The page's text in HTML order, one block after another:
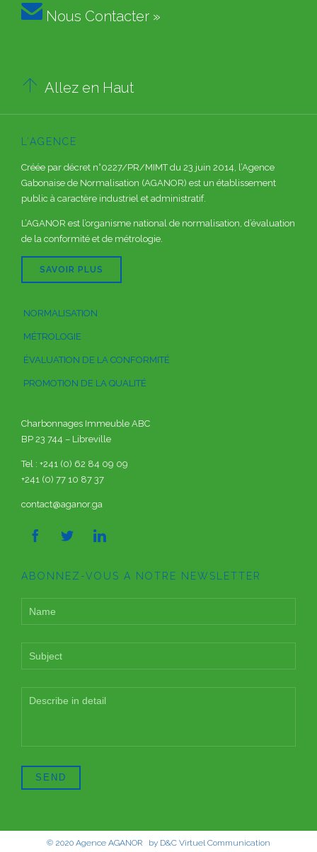
 Nous Contacter »
 Allez en Haut
L’AGENCE
Créée par décret n°0227/PR/MIMT du 23 juin 2014, l’Agence
Gabonaise de Normalisation (AGANOR) est un établissement
public à caractère industriel et administratif.
L’AGANOR est l’organisme national de normalisation, d’évaluation
de la conformité et de métrologie.
SAVOIR PLUS
NORMALISATION
MÉTROLOGIE
ÉVALUATION DE LA CONFORMITÉ
PROMOTION DE LA QUALITÉ
Charbonnages Immeuble ABC
BP 23 744 – Libreville
Tel : +241 (0) 62 84 09 09
+241 (0) 77 10 87 37
contact@aganor.ga
  
ABONNEZ-VOUS A NOTRE NEWSLETTER
© 2020 Agence AGANOR by D&C Virtuel Communication